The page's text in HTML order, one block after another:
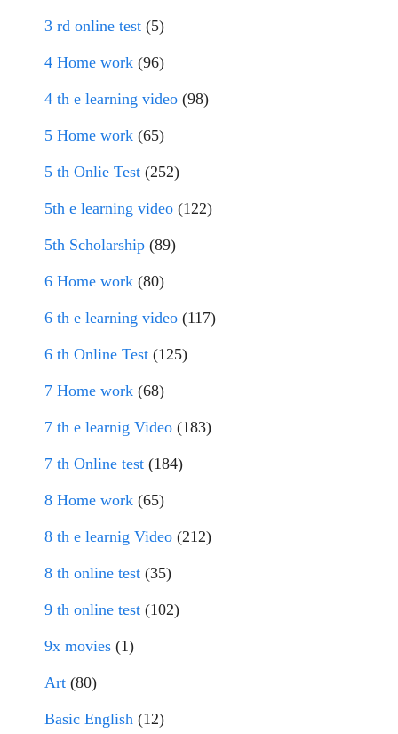
3 rd online test (5)
4 Home work (96)
4 th e learning video (98)
5 Home work (65)
5 th Onlie Test (252)
5th e learning video (122)
5th Scholarship (89)
6 Home work (80)
6 th e learning video (117)
6 th Online Test (125)
7 Home work (68)
7 th e learnig Video (183)
7 th Online test (184)
8 Home work (65)
8 th e learnig Video (212)
8 th online test (35)
9 th online test (102)
9x movies (1)
Art (80)
Basic English (12)